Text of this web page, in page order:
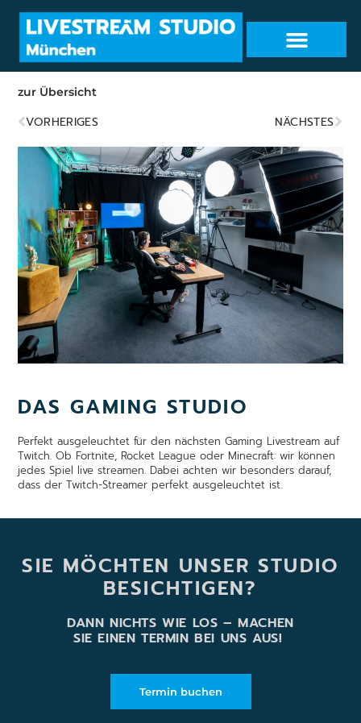
zur Übersicht
VORHERIGES NÄCHSTES
DAS GAMING STUDIO
Perfekt ausgeleuchtet für den nächsten Gaming Livestream auf
Twitch. Ob Fortnite, Rocket League oder Minecraft: wir können
jedes Spiel live streamen. Dabei achten wir besonders darauf,
dass der Twitch-Streamer perfekt ausgeleuchtet ist.
SIE MÖCHTEN UNSER STUDIO
BESICHTIGEN?
DANN NICHTS WIE LOS – MACHEN
SIE EINEN TERMIN BEI UNS AUS!
Termin buchen